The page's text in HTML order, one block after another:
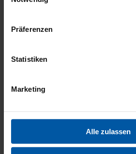
Präferenzen
Statistiken
Marketing
Alle zulassen
Dif­fe­ren­ti­al­sper­re
Elektr. Weg­fahr­sper­re
Müdig­keits­war­ner